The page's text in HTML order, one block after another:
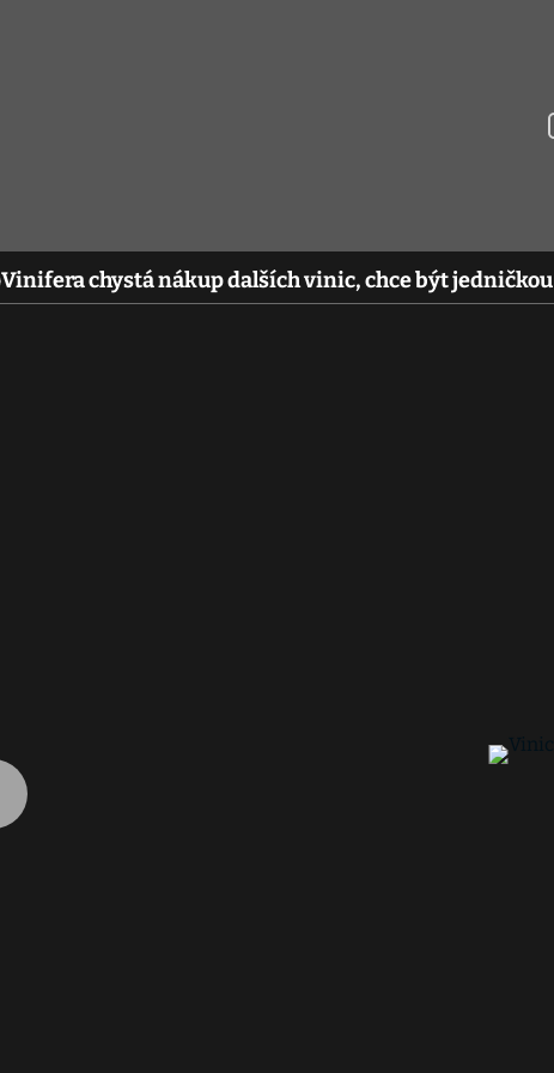
Vinifera chystá nákup dalších vinic, chce být jedničkou